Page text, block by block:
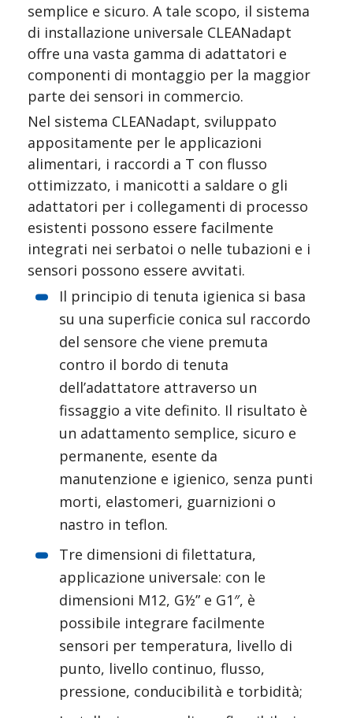
semplice e sicuro. A tale scopo, il sistema
di installazione universale CLEANadapt
offre una vasta gamma di adattatori e
componenti di montaggio per la maggior
parte dei sensori in commercio.
Nel sistema CLEANadapt, sviluppato
appositamente per le applicazioni
alimentari, i raccordi a T con flusso
ottimizzato, i manicotti a saldare o gli
adattatori per i collegamenti di processo
esistenti possono essere facilmente
integrati nei serbatoi o nelle tubazioni e i
sensori possono essere avvitati.
Il principio di tenuta igienica si basa
su una superficie conica sul raccordo
del sensore che viene premuta
contro il bordo di tenuta
dell’adattatore attraverso un
fissaggio a vite definito. Il risultato è
un adattamento semplice, sicuro e
permanente, esente da
manutenzione e igienico, senza punti
morti, elastomeri, guarnizioni o
nastro in teflon.
Tre dimensioni di filettatura,
applicazione universale: con le
dimensioni M12, G½” e G1″, è
possibile integrare facilmente
sensori per temperatura, livello di
punto, livello continuo, flusso,
pressione, conducibilità e torbidità;